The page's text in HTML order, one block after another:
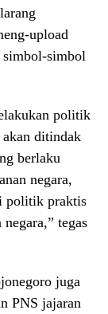
upload
simbol-simbol
politik
ditindak
berlaku
negara,
politik praktis
tegas
juga
PNS jajaran